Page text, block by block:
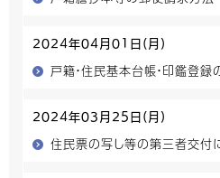
2024年04月01日(月)
戸籍・住民基本台帳・印鑑登録
2024年03月25日(月)
住民票の写し等の第三者交付